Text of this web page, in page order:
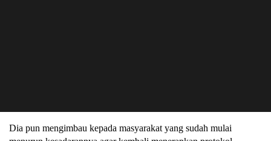
Dia pun mengimbau kepada masyarakat yang sudah mulai